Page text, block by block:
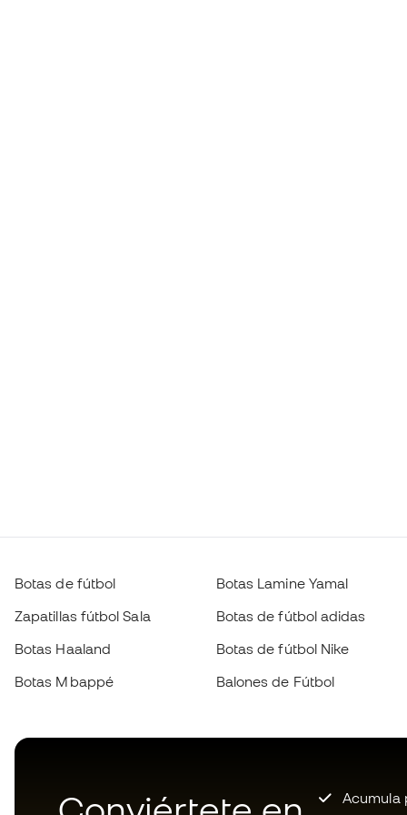
Botas de fútbol
Zapatillas fútbol Sala
Botas Haaland
Botas Mbappé
Botas Lamine Yamal
Botas de fútbol adidas
Botas de fútbol Nike
Balones de Fútbol
Acumula